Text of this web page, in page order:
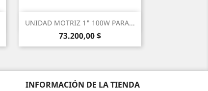
UNIDAD MOTRIZ 1" 100W PARA...
Precio
73.200,00 $
Vista rápida
INFORMACIÓN DE LA TIENDA